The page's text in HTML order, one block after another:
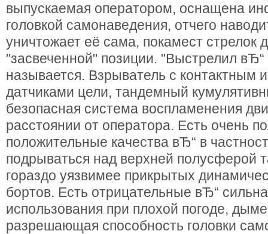
выпускаемая оператором, оснащена
головкой самонаведения, отчего
уничтожает её сама, покамест стрелок
"засвеченной" позиции. "Выстрелил
называется. Взрыватель с контактным
датчиками цели, тандемный
безопасная система воспламенения
расстоянии от оператора. Есть очень
положительные качества вЂ“ в
подрываться над верхней полусферой
гораздо уязвимее прикрытых
бортов. Есть отрицательные вЂ“
использования при плохой погоде,
разрешающая способность головки